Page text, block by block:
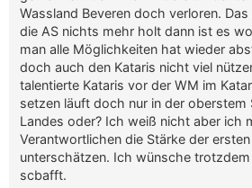
Wassland Beveren doch verloren.
die AS nichts mehr holt dann ist es
man alle Möglichkeiten hat wieder
doch auch den Kataris nicht viel
talentierte Kataris vor der WM im
setzen läuft doch nur in der oberstem
Landes oder? Ich weiß nicht aber ich
Verantwortlichen die Stärke der
unterschätzen. Ich wünsche
scbafft.